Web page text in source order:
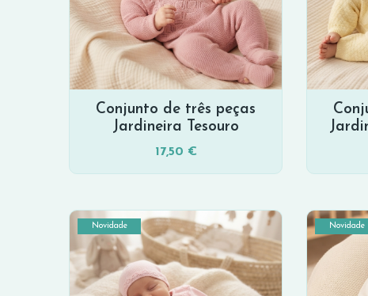
Conjunto de três peças
Jardineira Tesouro
17,50 €
Novidade Novidade